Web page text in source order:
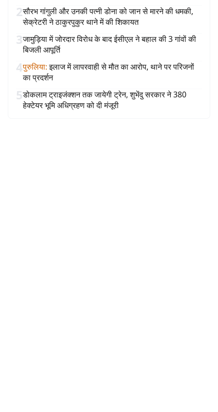
2सौरभ गांगुली और उनकी पत्नी डोना को जान से मारने की धमकी,
सेक्रेटरी ने ठाकुरपुकुर थाने में की शिकायत
3जामुड़िया में जोरदार विरोध के बाद ईसीएल ने बहाल की 3 गांवों की
बिजली आपूर्ति
4पुरुलिया: इलाज में लापरवाही से मौत का आरोप, थाने पर परिजनों
का प्रदर्शन
5डोकलाम ट्राइजंक्शन तक जायेगी ट्रेन, शुभेंदु सरकार ने 380
हेक्टेयर भूमि अधिग्रहण को दी मंजूरी